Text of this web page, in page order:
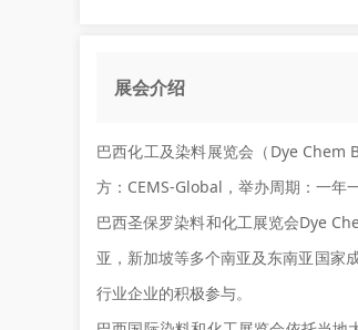
展会介绍
巴西化工及染料展览会（Dye Chem
方：CEMS-Global，举办周期：一年
巴西圣保罗染料和化工展览会Dye
亚，新加坡等多个南亚及东南亚国家
行业企业的积极参与。